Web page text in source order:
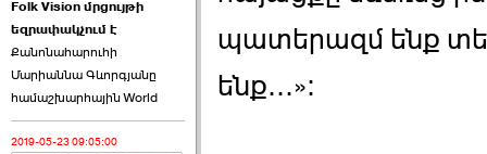
ԱԺ նախագահի
թեկնածու է ընտրվել
Ռուբեն Ռուբինյանը ›››
2026-06-23 21:28:00
Folk Vision մրցույթի
եզրափակչում է
Քանոնահարուհի
Մարիաննա Գևորգյանը
համաշխարհային World
2019-05-23 09:05:00
պատերազմ ենք
ենք...»։